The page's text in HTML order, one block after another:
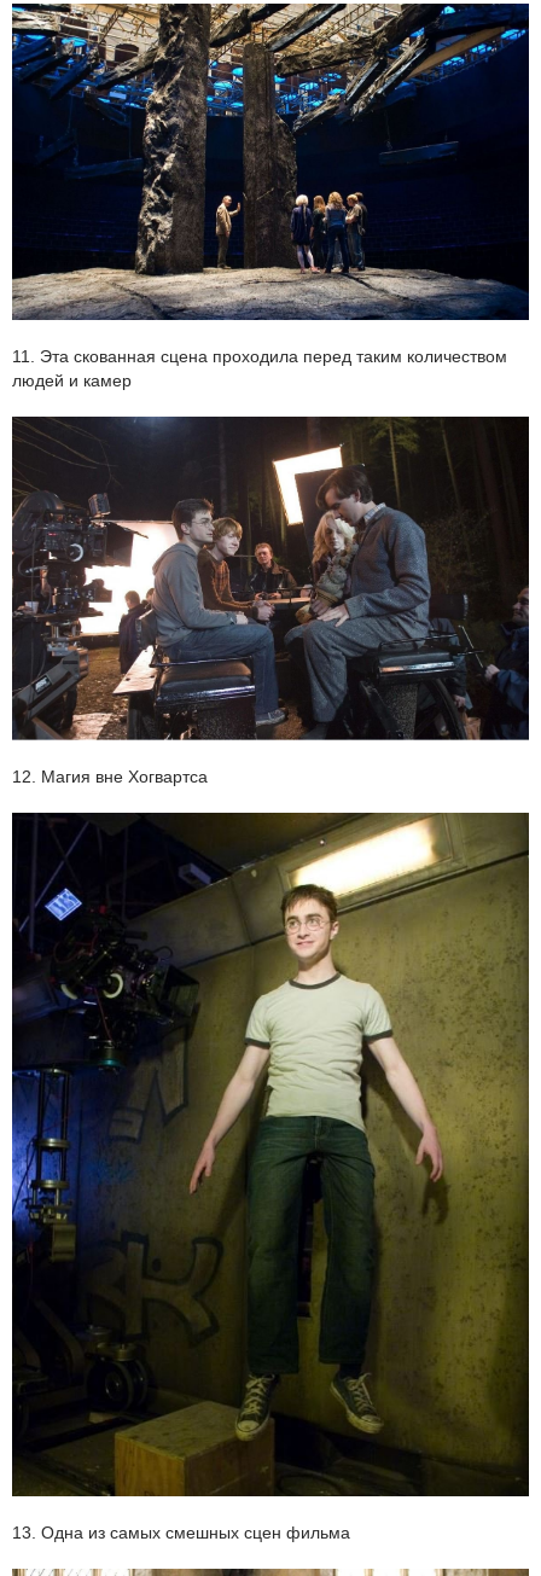
11. Эта скованная сцена проходила перед таким количеством
людей и камер
12. Магия вне Хогвартса
13. Одна из самых смешных сцен фильма